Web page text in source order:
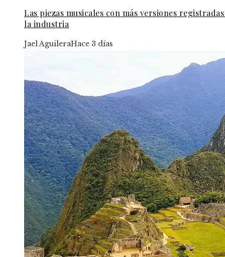
Las piezas musicales con más versiones
la industria
Jael AguileraHace 3 días